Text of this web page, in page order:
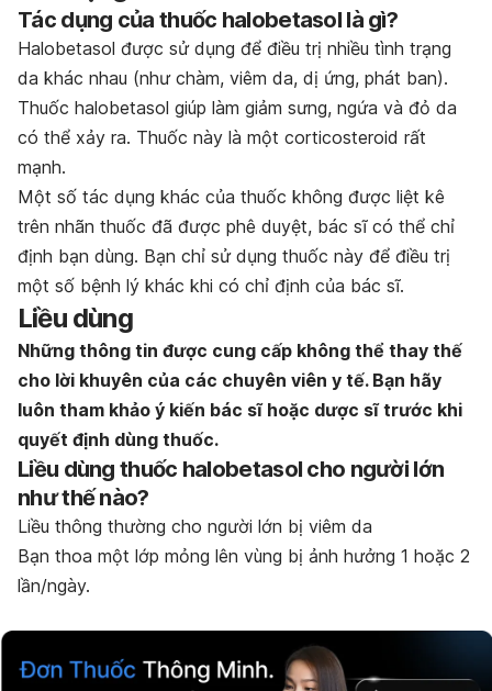
Tác dụng của thuốc halobetasol là gì?
Halobetasol được sử dụng để điều trị nhiều tình trạng
da khác nhau (như chàm, viêm da, dị ứng, phát ban).
Thuốc halobetasol giúp làm giảm sưng, ngứa và đỏ da
có thể xảy ra. Thuốc này là một corticosteroid rất
mạnh.
Một số tác dụng khác của thuốc không được liệt kê
trên nhãn thuốc đã được phê duyệt, bác sĩ có thể chỉ
định bạn dùng. Bạn chỉ sử dụng thuốc này để điều trị
một số bệnh lý khác khi có chỉ định của bác sĩ.
Liều dùng
Những thông tin được cung cấp không thể thay thế
cho lời khuyên của các chuyên viên y tế. Bạn hãy
luôn tham khảo ý kiến bác sĩ hoặc dược sĩ trước khi
quyết định dùng thuốc.
Liều dùng thuốc halobetasol cho người lớn
như thế nào?
Liều thông thường cho người lớn bị viêm da
Bạn thoa một lớp mỏng lên vùng bị ảnh hưởng 1 hoặc 2
lần/ngày.